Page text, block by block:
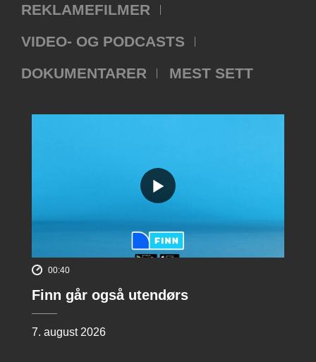
REKLAMEFILMER
VIDEO- OG PODCASTS
DOKUMENTARER
MEST SETT
00:40
Finn går også utendørs
7. august 2026